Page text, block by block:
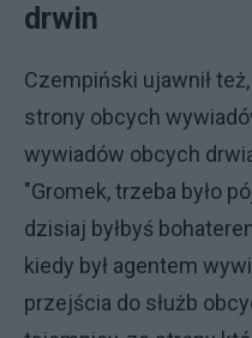
drwin
Czempiński ujawnił
strony obcych
wywiadów obcych
"Gromek, trzeba było
dzisiaj byłbyś
kiedy był agentem
przejścia do służb